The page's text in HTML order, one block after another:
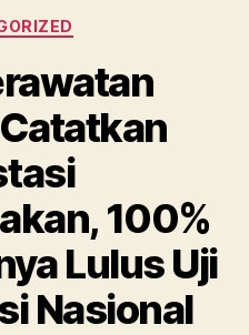
Categories
100%
Lulus Uji
Nasional